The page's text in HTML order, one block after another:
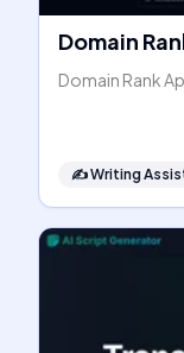
Domain
Domain Rank
✍️Writing